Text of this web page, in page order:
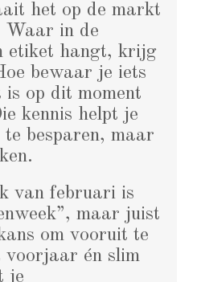
het op de markt
Waar in de
etiket hangt, krijg
bewaar je iets
op dit moment
kennis helpt je
besparen, maar
van februari is
maar juist
om vooruit te
én slim
je